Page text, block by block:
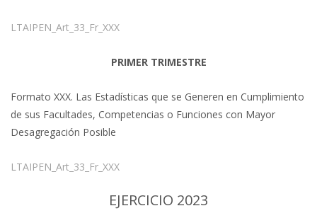
LTAIPEN_Art_33_Fr_XXX
PRIMER TRIMESTRE
Formato XXX. Las Estadísticas que se Generen en Cumplimiento
de sus Facultades, Competencias o Funciones con Mayor
Desagregación Posible
LTAIPEN_Art_33_Fr_XXX
EJERCICIO 2023